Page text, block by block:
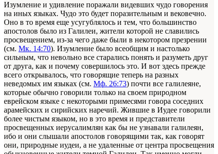
Изумление и удивление поражали видевших чудо говорения
на иных языках. Чудо это будет поразительным и вековечно.
Оно в то время еще усугублялось и тем, что большинство
апостолов было из Галилеи, жители которой не славились
просвещением, из-за чего даже были в некотором презрении
(см. Мк. 14:70). Изумление было всеобщим и настолько
сильным, что невольно все старались понять и разуметь друг
от друга, как и почему совершилось это. И вот здесь прежде
всего открывалось, что говорящие теперь на разных
неведомых им языках (см. Мф. 26:73) почти все галилеяне,
которые обычно говорили только на своем природном
еврейском языке с некоторыми примесями говора соседних
арамейских и сирийских наречий. Жившие в Иудее говорили
более чистым языком, но в это время и представители
просвещенных иерусалимлян как бы не узнавали галилеян,
ибо и они слышали апостолов говорящими так, как говорят
они, природные иудеи, а не удаленные от центра просвещения